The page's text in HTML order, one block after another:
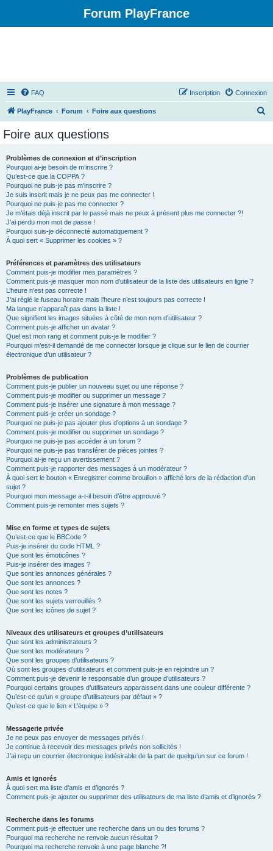
Forum PlayFrance
FAQ Connexion
Inscription
PlayFrance Forum Foire aux questions
Foire aux questions
Problèmes de connexion et d’inscription
Pourquoi ai-je besoin de m’inscrire ?
Qu’est-ce que la COPPA ?
Pourquoi ne puis-je pas m’inscrire ?
Je suis inscrit mais je ne peux pas me connecter !
Pourquoi ne puis-je pas me connecter ?
Je m’étais déjà inscrit par le passé mais ne peux à présent plus me connecter ?!
J’ai perdu mon mot de passe !
Pourquoi suis-je déconnecté automatiquement ?
À quoi sert « Supprimer les cookies » ?
Préférences et paramètres des utilisateurs
Comment puis-je modifier mes paramètres ?
Comment puis-je masquer mon nom d’utilisateur de la liste des utilisateurs en ligne ?
L’heure n’est pas correcte !
J’ai réglé le fuseau horaire mais l’heure n’est toujours pas correcte !
Ma langue n’apparaît pas dans la liste !
Que signifient les images situées à côté de mon nom d’utilisateur ?
Comment puis-je afficher un avatar ?
Quel est mon rang et comment puis-je le modifier ?
Pourquoi m’est-il demandé de me connecter lorsque je clique sur le lien de courrier
électronique d’un utilisateur ?
Problèmes de publication
Comment puis-je publier un nouveau sujet ou une réponse ?
Comment puis-je modifier ou supprimer un message ?
Comment puis-je insérer une signature à mon message ?
Comment puis-je créer un sondage ?
Pourquoi ne puis-je pas ajouter plus d’options à un sondage ?
Comment puis-je modifier ou supprimer un sondage ?
Pourquoi ne puis-je pas accéder à un forum ?
Pourquoi ne puis-je pas transférer de pièces jointes ?
Pourquoi ai-je reçu un avertissement ?
Comment puis-je rapporter des messages à un modérateur ?
À quoi sert le bouton « Enregistrer comme brouillon » affiché lors de la rédaction d’un
sujet ?
Pourquoi mon message a-t-il besoin d’être approuvé ?
Comment puis-je remonter mes sujets ?
Mise en forme et types de sujets
Qu’est-ce que le BBCode ?
Puis-je insérer du code HTML ?
Que sont les émoticônes ?
Puis-je insérer des images ?
Que sont les annonces générales ?
Que sont les annonces ?
Que sont les notes ?
Que sont les sujets verrouillés ?
Que sont les icônes de sujet ?
Niveaux des utilisateurs et groupes d’utilisateurs
Que sont les administrateurs ?
Que sont les modérateurs ?
Que sont les groupes d’utilisateurs ?
Où sont les groupes d’utilisateurs et comment puis-je en rejoindre un ?
Comment puis-je devenir le responsable d’un groupe d’utilisateurs ?
Pourquoi certains groupes d’utilisateurs apparaissent dans une couleur différente ?
Qu’est-ce qu’un « groupe d’utilisateurs par défaut » ?
Qu’est-ce que le lien « L’équipe » ?
Messagerie privée
Je ne peux pas envoyer de messages privés !
Je continue à recevoir des messages privés non sollicités !
J’ai reçu un courrier électronique indésirable de la part de quelqu’un sur ce forum !
Amis et ignorés
À quoi sert ma liste d’amis et d’ignorés ?
Comment puis-je ajouter ou supprimer des utilisateurs de ma liste d’amis et d’ignorés ?
Recherche dans les forums
Comment puis-je effectuer une recherche dans un ou des forums ?
Pourquoi ma recherche ne renvoie aucun résultat ?
Pourquoi ma recherche renvoie à une page blanche ?!